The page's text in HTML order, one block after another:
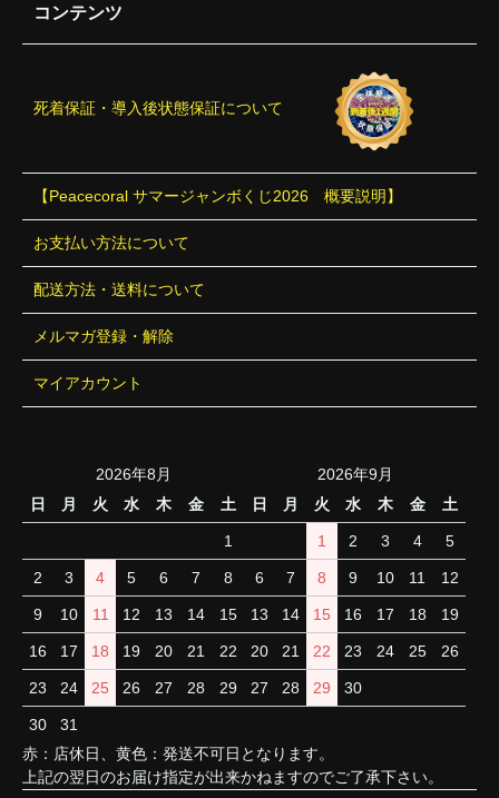
コンテンツ
死着保証・導入後状態保証について
【Peacecoral サマージャンボくじ2026 概要説明】
お支払い方法について
配送方法・送料について
メルマガ登録・解除
マイアカウント
2026年8月
日
月 火 水 木 金 土
1
2 3 4 5 6 7 8
9 10 11 12 13 14 15
16 17 18 19 20 21 22
23 24 25 26 27 28 29
30 31
2026年9月
日
月 火 水 木 金 土
1 2 3 4 5
6 7 8 9 10 11 12
13 14 15 16 17 18 19
20 21 22 23 24 25 26
27 28 29 30
赤：店休日、黄色：発送不可日となります。
上記の翌日のお届け指定が出来かねますのでご了承下さい。